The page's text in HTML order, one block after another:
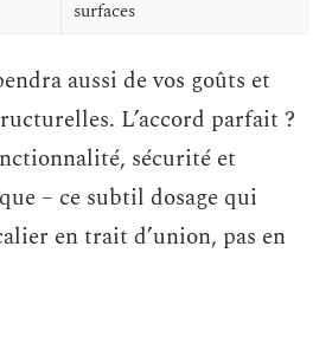
surfaces
aussi de vos goûts et
L’accord parfait ?
sécurité et
– ce subtil dosage qui
en trait d’union, pas en